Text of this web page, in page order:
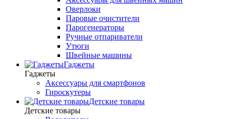
Оверлоки
Паровые очистители
Парогенераторы
Ручные отпариватели
Утюги
Швейные машины
Гаджеты
Гаджеты
Аксессуары для смартфонов
Гироскутеры
Детские товары
Детские товары